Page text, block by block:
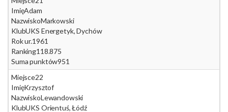
ImięAdam
NazwiskoMarkowski
KlubUKS Energetyk, Dychów
Rok ur.1961
Ranking118.875
Suma punktów951
Miejsce22
ImięKrzysztof
NazwiskoLewandowski
KlubUKS Orientuś, Łódź